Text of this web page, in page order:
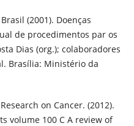
(2001). Doenças
de procedimentos par os
Dias (org.); colaboradores
Brasília: Ministério da
on Cancer. (2012).
volume 100 C A review of